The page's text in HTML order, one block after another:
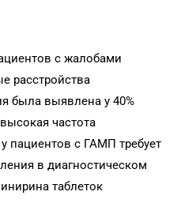
с жалобами
расстройства
была выявлена у 40%
частота
пациентов с ГАМП требует
в диагностическом
таблеток